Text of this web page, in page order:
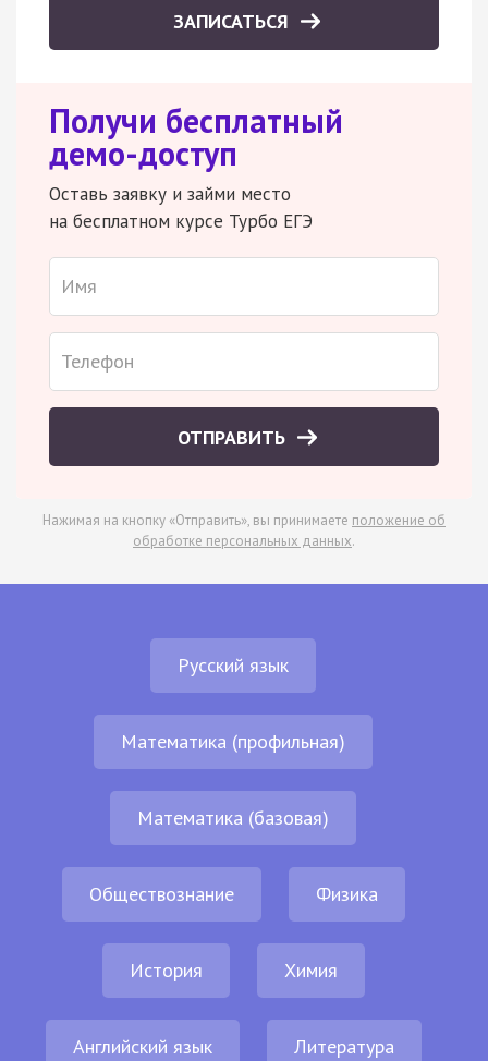
ЗАПИСАТЬСЯ
Получи бесплатный
демо-доступ
Оставь заявку и займи место
на бесплатном курсе Турбо ЕГЭ
ОТПРАВИТЬ
Нажимая на кнопку «Отправить», вы принимаете положение об
обработке персональных данных.
Русский язык
Математика (профильная)
Математика (базовая)
Обществознание Физика
История Химия
Английский язык Литература